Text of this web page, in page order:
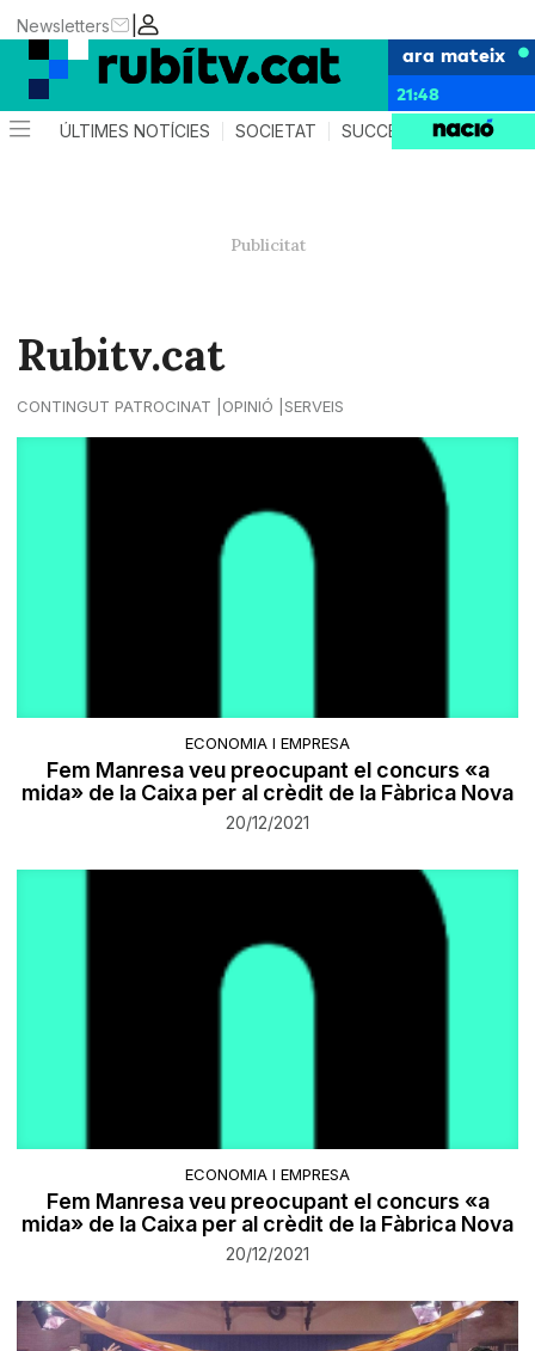
|
Newsletters
ara mateix
21:48
ÚLTIMES NOTÍCIES SOCIETAT SUCCESSOS
Rubitv.cat
CONTINGUT PATROCINAT OPINIÓ SERVEIS
ECONOMIA I EMPRESA
Fem Manresa veu preocupant el concurs «a
mida» de la Caixa per al crèdit de la Fàbrica Nova
20/12/2021
ECONOMIA I EMPRESA
Fem Manresa veu preocupant el concurs «a
mida» de la Caixa per al crèdit de la Fàbrica Nova
20/12/2021